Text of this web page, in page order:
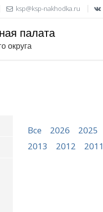
ksp@ksp-nakhodka.ru
палата
округа
Все 2026 2025
2013
2012 2011